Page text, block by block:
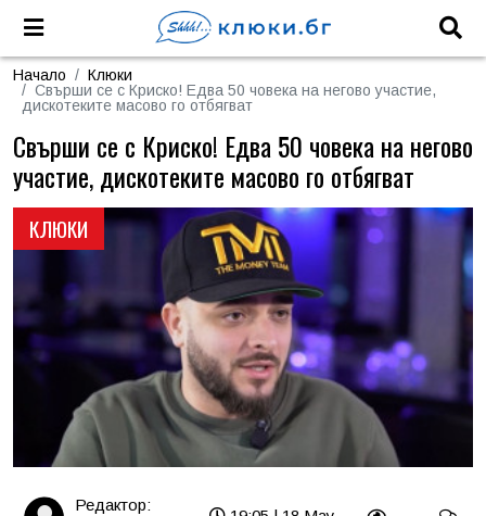
Начало
Клюки
Свърши се с Криско! Едва 50 човека на негово участие,
дискотеките масово го отбягват
КЛЮКИ
Свърши се с Криско! Едва 50 човека на негово
участие, дискотеките масово го отбягват
Редактор: